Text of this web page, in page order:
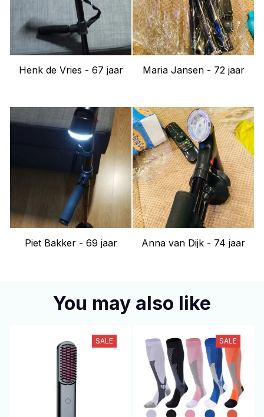
Henk de Vries - 67 jaar Maria Jansen - 72 jaar
Piet Bakker - 69 jaar Anna van Dijk - 74 jaar
You may also like
SALE SALE